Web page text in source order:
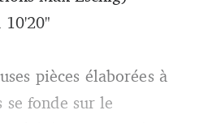
10'20"
pièces élaborées à
se fonde sur le